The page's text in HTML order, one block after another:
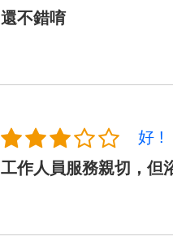
還不錯唷
好 !
工作人員服務親切，但